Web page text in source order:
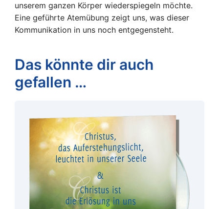
unserem ganzen Körper wiederspiegeln möchte.
Eine geführte Atemübung zeigt uns, was dieser
Kommunikation in uns noch entgegensteht.
Das könnte dir auch
gefallen …